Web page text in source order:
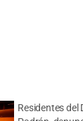
Residentes del